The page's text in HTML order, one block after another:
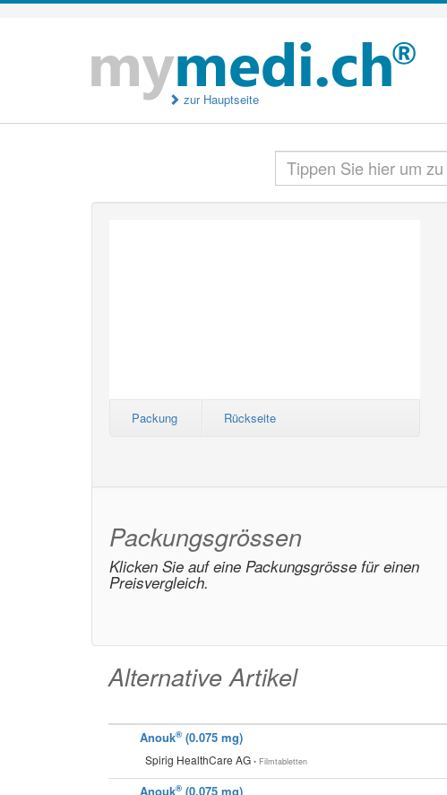
zur Hauptseite
Packung Rückseite
Packungsgrössen
Klicken Sie auf eine Packungsgrösse für einen
Preisvergleich.
Alternative Artikel
Anouk® (0.075 mg)
Spirig HealthCare AG • Filmtabletten
Anouk® (0.075 mg)